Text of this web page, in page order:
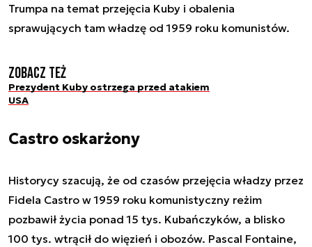
Trumpa na temat przejęcia Kuby i obalenia
sprawujących tam władzę od 1959 roku komunistów.
Zobacz też
Prezydent Kuby ostrzega przed atakiem
USA
Castro oskarżony
Historycy szacują, że od czasów przejęcia władzy przez
Fidela Castro w 1959 roku komunistyczny reżim
pozbawił życia ponad 15 tys. Kubańczyków, a blisko
100 tys. wtrącił do więzień i obozów. Pascal Fontaine,